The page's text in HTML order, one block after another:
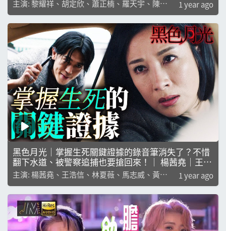
主演: 黎耀祥、胡定欣、蕭正楠、羅天宇、陳曉
華、陳楨怡
1 year ago
黑色月光｜掌握生死關鍵證據的錄音筆消失了？不惜
翻下水道、被警察追捕也要搶回來！｜ 楊茜堯｜王浩
信｜林夏薇｜馬志威｜黃翠如｜楊卓娜｜
主演: 楊茜堯、王浩信、林夏薇、馬志威、黃翠
如、楊卓娜
1 year ago